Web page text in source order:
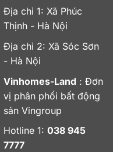
Địa chỉ 1: Xã Phúc
Thịnh - Hà Nội
Địa chỉ 2: Xã Sóc Sơn
- Hà Nội
Vinhomes-Land : Đơn
vị phân phối bất động
sản Vingroup
Hotline 1: 038 945
7777